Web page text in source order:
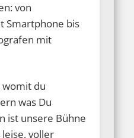
von
Smartphone bis
mit
womit du
was Du
ist unsere Bühne
voller